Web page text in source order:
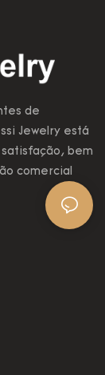
de
Jewelry está
bem
comercial